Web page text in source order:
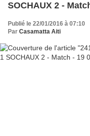
SOCHAUX 2 -
Publié le 22/01/2016 à 07:10
Par Casamatta Aiti